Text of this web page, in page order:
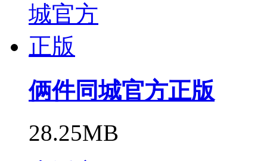
俩件同城官方正版
28.25MB